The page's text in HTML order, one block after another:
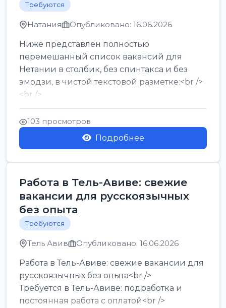
Требуются
Натания Опубликовано: 16.06.2026
Ниже представлен полностью
перемешанный список вакансий для
Нетании в столбик, без спинтакса и без
эмодзи, в чистой текстовой разметке:<br />
<br />
Работа в Нетании на мебельном
производстве: требу...
103 просмотров
Подробнее
Работа в Тель-Авиве: свежие
вакансии для русскоязычных
без опыта
Требуются
Тель Авив Опубликовано: 16.06.2026
Работа в Тель-Авиве: свежие вакансии для
русскоязычных без опыта<br />
Требуется в Тель-Авиве: подработка и
постоянная работа с оплатой<br />